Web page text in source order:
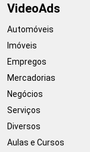
VideoAds
Automóveis
Imóveis
Empregos
Mercadorias
Negócios
Serviços
Diversos
Aulas e Cursos